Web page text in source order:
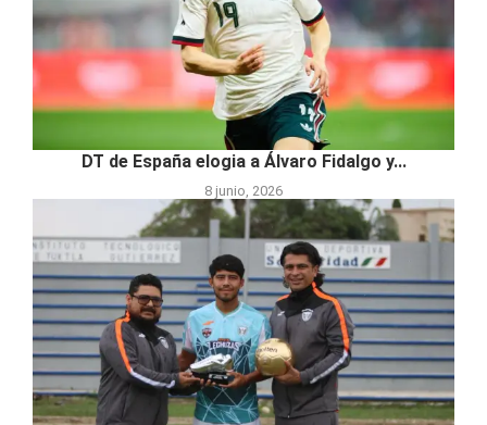
DT de España elogia a Álvaro Fidalgo y...
8 junio, 2026